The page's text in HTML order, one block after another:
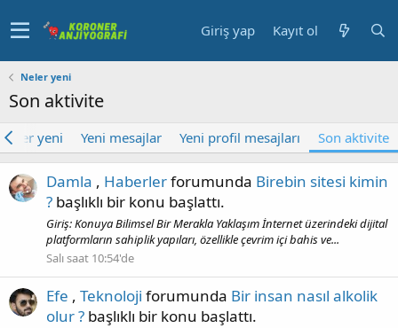
Giriş yap Kayıt ol
Neler yeni
Son aktivite
Neler yeni Yeni mesajlar Yeni profil mesajları Son aktivite
Damla , Haberlerforumunda Birebin sitesi kimin
? başlıklı bir konu başlattı.
Giriş: Konuya Bilimsel Bir Merakla Yaklaşım İnternet üzerindeki dijital
platformların sahiplik yapıları, özellikle çevrim içi bahis ve...
Salı saat 10:54'de
Efe , Teknoloji forumunda Bir insan nasıl alkolik
olur ? başlıklı bir konu başlattı.